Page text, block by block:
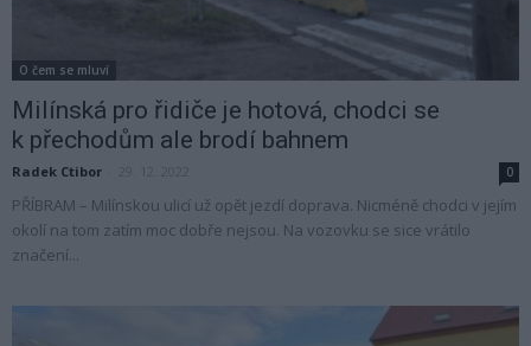
O čem se mluví
Milínská pro řidiče je hotová, chodci se
k přechodům ale brodí bahnem
Radek Ctibor 0
PŘÍBRAM – Milínskou ulicí už opět jezdí doprava. Nicméně chodci v jejím
okolí na tom zatím moc dobře nejsou. Na vozovku se sice vrátilo
značení...